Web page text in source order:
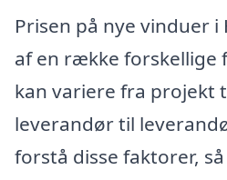
Prisen på nye vinduer i
af en række forskellige
kan variere fra projekt
leverandør til
forstå disse faktorer,